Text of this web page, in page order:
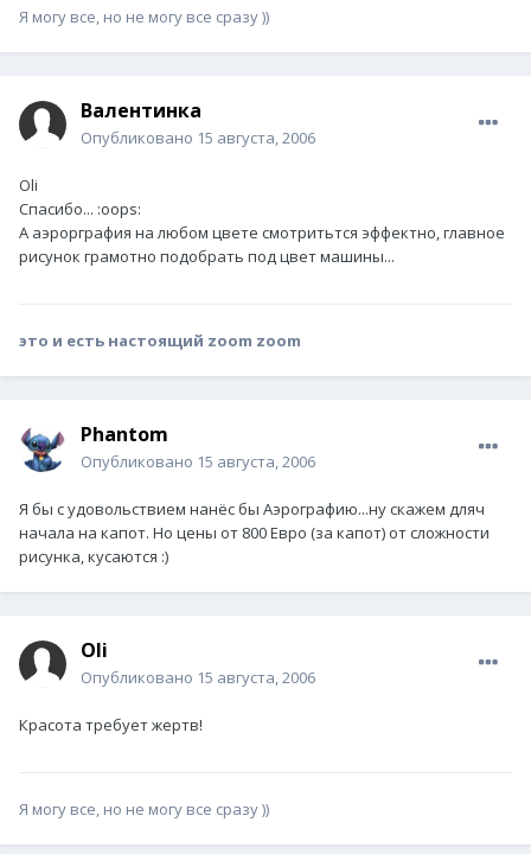
Я могу все, но не могу все сразу ))
Валентинка
Опубликовано 15 августа, 2006
Oli
Спасибо... :oops:
А аэрорграфия на любом цвете смотритьтся эффектно, главное
рисунок грамотно подобрать под цвет машины...
это и есть настоящий zoom zoom
Phantom
Опубликовано 15 августа, 2006
Я бы с удовольствием нанёс бы Аэрографию...ну скажем дляч
начала на капот. Но цены от 800 Евро (за капот) от сложности
рисунка, кусаются :)
Oli
Опубликовано 15 августа, 2006
Красота требует жертв!
Я могу все, но не могу все сразу ))